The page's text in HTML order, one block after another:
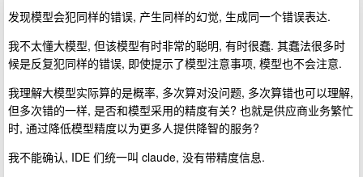
发现模型会犯同样的错误, 产生同样的幻觉, 生成同一个错误表达.
我不太懂大模型, 但该模型有时非常的聪明, 有时很蠢. 其蠢法很多时
候是反复犯同样的错误, 即使提示了模型注意事项, 模型也不会注意.
我理解大模型实际算的是概率, 多次算对没问题, 多次算错也可以理解,
但多次错的一样, 是否和模型采用的精度有关? 也就是供应商业务繁忙
时, 通过降低模型精度以为更多人提供降智的服务?
我不能确认, IDE 们统一叫 claude, 没有带精度信息.